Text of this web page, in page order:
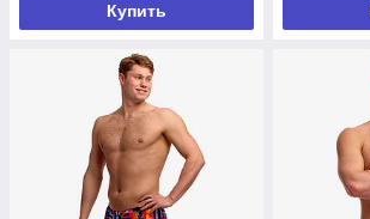
Купить